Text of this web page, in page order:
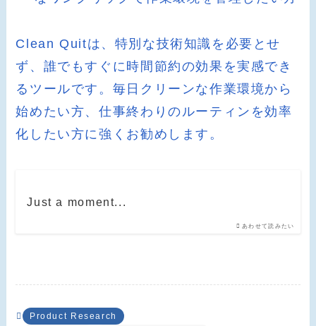
Clean Quitは、特別な技術知識を必要とせ
ず、誰でもすぐに時間節約の効果を実感でき
るツールです。毎日クリーンな作業環境から
始めたい方、仕事終わりのルーティンを効率
化したい方に強くお勧めします。
あわせて読みたい
Just a moment...
Product Research